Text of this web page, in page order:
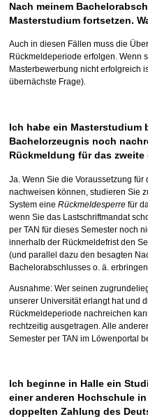
Nach meinem
Masterstudium fortsetzen.
Auch in diesen Fällen muss die
Rückmeldeperiode erfolgen. Wenn
Masterbewerbung nicht erfolgreich
übernächste Frage).
Ich habe ein Masterstudium
Bachelorzeugnis noch
Rückmeldung für das zweite
Ja. Wenn Sie die Voraussetzung
nachweisen können, studieren Sie
System eine Rückmeldesperrefür
wenn Sie das Lastschriftmandat
per TAN für dieses Semester noch
innerhalb der Rückmeldefrist den
(und parallel dazu den besagten
Bachelorabschlusses o. ä.
Ausnahme: Wer seinen
unserer Universität erlangt hat und
Rückmeldeperiode nachreichen
rechtzeitig ausgetragen. Alle
Semester per TAN im Löwenportal
Ich beginne in Halle ein
einer anderen Hochschule
doppelten Zahlung des